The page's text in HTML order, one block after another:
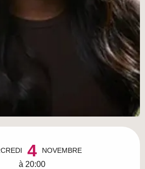
4 NOVEMBRE
à 20:00